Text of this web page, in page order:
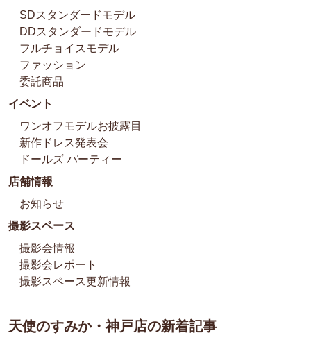
SDスタンダードモデル
DDスタンダードモデル
フルチョイスモデル
ファッション
委託商品
イベント
ワンオフモデルお披露目
新作ドレス発表会
ドールズ パーティー
店舗情報
お知らせ
撮影スペース
撮影会情報
撮影会レポート
撮影スペース更新情報
天使のすみか・神戸店の新着記事